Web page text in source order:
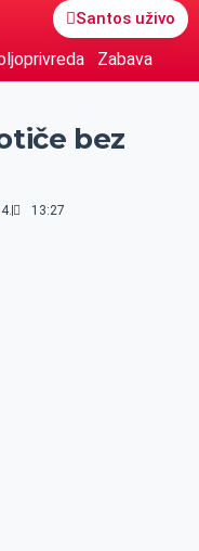
Santos uživo
Zabava
bez
13:27